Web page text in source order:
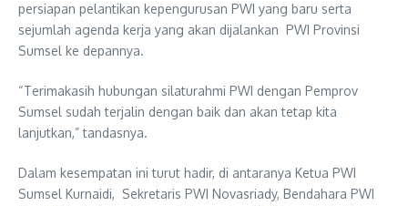
persiapan pelantikan kepengurusan PWI yang baru serta
sejumlah agenda kerja yang akan dijalankan PWI Provinsi
Sumsel ke depannya.
“Terimakasih hubungan silaturahmi PWI dengan Pemprov
Sumsel sudah terjalin dengan baik dan akan tetap kita
lanjutkan,” tandasnya.
Dalam kesempatan ini turut hadir, di antaranya Ketua PWI
Sumsel Kurnaidi, Sekretaris PWI Novasriady, Bendahara PWI